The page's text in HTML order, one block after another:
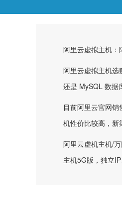
阿里云虚拟主机：
阿里云虚拟主机选
还是 MySQL 数据
目前阿里云官网
机性价比较高，新
阿里云虚机主机/
主机5G版，独立